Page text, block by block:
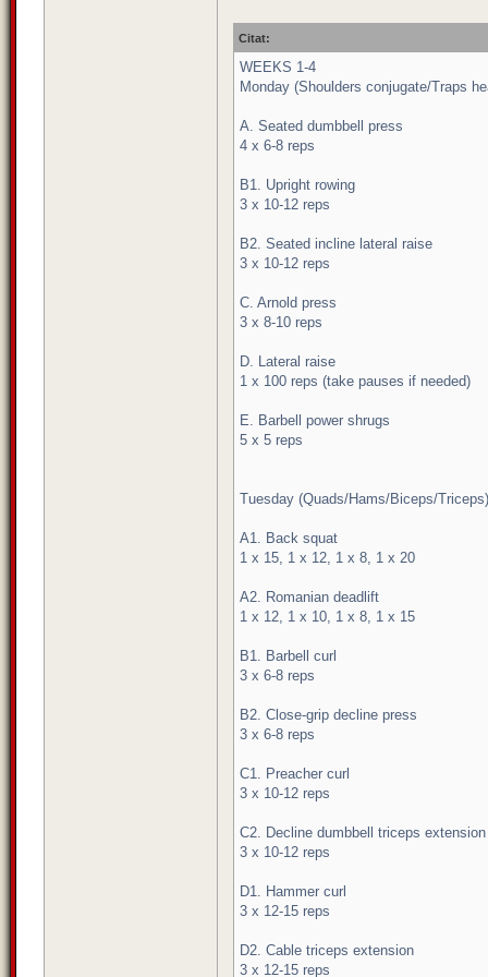
Citat:
WEEKS 1-4
Monday (Shoulders conjugate/Traps
A. Seated dumbbell press
4 x 6-8 reps
B1. Upright rowing
3 x 10-12 reps
B2. Seated incline lateral raise
3 x 10-12 reps
C. Arnold press
3 x 8-10 reps
D. Lateral raise
1 x 100 reps (take pauses if needed)
E. Barbell power shrugs
5 x 5 reps
Tuesday (Quads/Hams/Biceps/Triceps)
A1. Back squat
1 x 15, 1 x 12, 1 x 8, 1 x 20
A2. Romanian deadlift
1 x 12, 1 x 10, 1 x 8, 1 x 15
B1. Barbell curl
3 x 6-8 reps
B2. Close-grip decline press
3 x 6-8 reps
C1. Preacher curl
3 x 10-12 reps
C2. Decline dumbbell triceps extension
3 x 10-12 reps
D1. Hammer curl
3 x 12-15 reps
D2. Cable triceps extension
3 x 12-15 reps